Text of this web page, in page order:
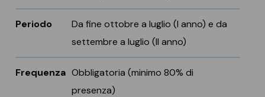
Periodo
Da fine ottobre a luglio (I anno) e da
settembre a luglio (II anno)
Frequenza Obbligatoria (minimo 80% di
presenza)